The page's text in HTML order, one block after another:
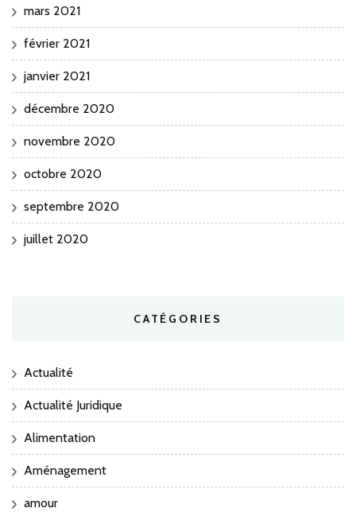
mars 2021
février 2021
janvier 2021
décembre 2020
novembre 2020
octobre 2020
septembre 2020
juillet 2020
CATÉGORIES
Actualité
Actualité Juridique
Alimentation
Aménagement
amour